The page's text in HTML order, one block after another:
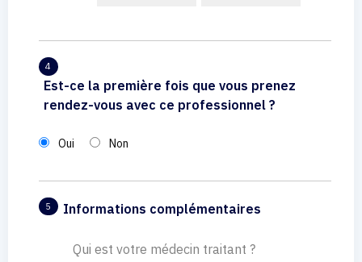
4
Est-ce la première fois que vous prenez
rendez-vous avec ce professionnel ?
Oui Non
5 Informations complémentaires
Qui est votre médecin traitant ?